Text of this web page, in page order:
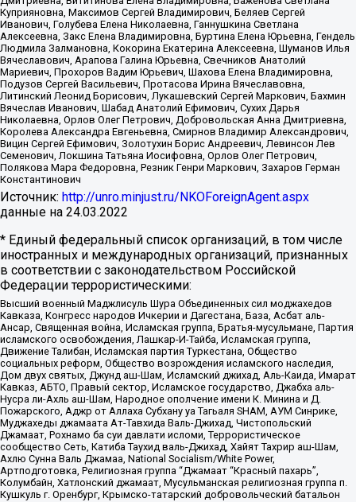
Куприяновна, Максимов Сергей Владимирович, Беляев Сергей
Иванович, Голубева Елена Николаевна, Ганнушкина Светлана
Алексеевна, Закс Елена Владимировна, Буртина Елена Юрьевна, Гендель
Людмила Залмановна, Кокорина Екатерина Алексеевна, Шуманов Илья
Вячеславович, Арапова Галина Юрьевна, Свечников Анатолий
Мариевич, Прохоров Вадим Юрьевич, Шахова Елена Владимировна,
Подузов Сергей Васильевич, Протасова Ирина Вячеславовна,
Литинский Леонид Борисович, Лукашевский Сергей Маркович, Бахмин
Вячеслав Иванович, Шабад Анатолий Ефимович, Сухих Дарья
Николаевна, Орлов Олег Петрович, Добровольская Анна Дмитриевна,
Королева Александра Евгеньевна, Смирнов Владимир Александрович,
Вицин Сергей Ефимович, Золотухин Борис Андреевич, Левинсон Лев
Семенович, Локшина Татьяна Иосифовна, Орлов Олег Петрович,
Полякова Мара Федоровна, Резник Генри Маркович, Захаров Герман
Константинович
Источник: http://unro.minjust.ru/NKOForeignAgent.aspx
данные на 24.03.2022
* Единый федеральный список организаций, в том числе
иностранных и международных организаций, признанных
в соответствии с законодательством Российской
Федерации террористическими:
Высший военный Маджлисуль Шура Объединенных сил моджахедов
Кавказа, Конгресс народов Ичкерии и Дагестана, База, Асбат аль-
Ансар, Священная война, Исламская группа, Братья-мусульмане, Партия
исламского освобождения, Лашкар-И-Тайба, Исламская группа,
Движение Талибан, Исламская партия Туркестана, Общество
социальных реформ, Общество возрождения исламского наследия,
Дом двух святых, Джунд аш-Шам, Исламский джихад, Аль-Каида, Имарат
Кавказ, АБТО, Правый сектор, Исламское государство, Джабха аль-
Нусра ли-Ахль аш-Шам, Народное ополчение имени К. Минина и Д.
Пожарского, Аджр от Аллаха Субхану уа Тагьаля SHAM, АУМ Синрике,
Муджахеды джамаата Ат-Тавхида Валь-Джихад, Чистопольский
Джамаат, Рохнамо ба суи давлати исломи, Террористическое
сообщество Сеть, Катиба Таухид валь-Джихад, Хайят Тахрир аш-Шам,
Ахлю Сунна Валь Джамаа, National Socialism/White Power,
Артподготовка, Религиозная группа “Джамаат “Красный пахарь”,
Колумбайн, Хатлонский джамаат, Мусульманская религиозная группа п.
Кушкуль г. Оренбург, Крымско-татарский добровольческий батальон